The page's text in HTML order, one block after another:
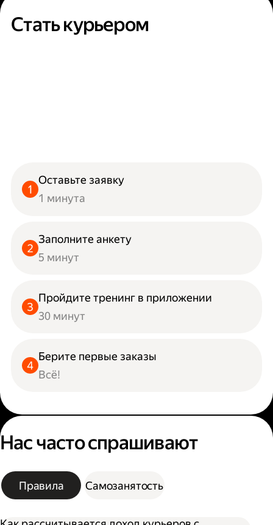
Стать курьером
Оставьте заявку
1 минута
Заполните анкету
5 минут
Пройдите тренинг в приложении
30 минут
Берите первые заказы
Всё!
Нас часто спрашивают
Правила Самозанятость